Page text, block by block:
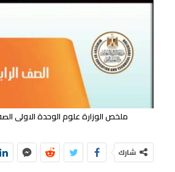
ملخص الوزارة علوم الوحدة الاولى
شارك